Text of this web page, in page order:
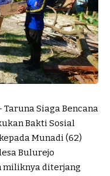
Taruna Siaga Bencana
Bakti Sosial
Munadi (62)
Bulurejo
miliknya diterjang